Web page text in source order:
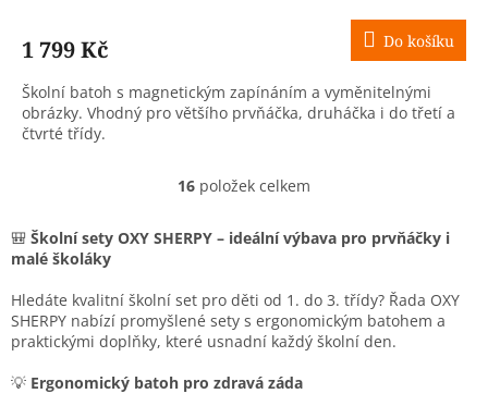
1 799 Kč Do košíku
Školní batoh s magnetickým zapínáním a vyměnitelnými
obrázky. Vhodný pro většího prvňáčka, druháčka i do třetí a
čtvrté třídy.
O
l
a
c
í
r
16 položek celkem
🎒 Školní sety OXY SHERPY – ideální výbava pro prvňáčky i
malé školáky
Hledáte kvalitní školní set pro děti od 1. do 3. třídy? Řada OXY
SHERPY nabízí promyšlené sety s ergonomickým batohem a
praktickými doplňky, které usnadní každý školní den.
💡 Ergonomický batoh pro zdravá záda